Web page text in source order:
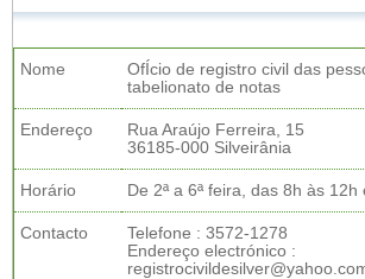
Nome
OfÍcio de registro civil das
tabelionato de notas
Endereço
Rua Araújo Ferreira, 15
36185-000 Silveirânia
Horário De 2ª a 6ª feira, das 8h às 12h
Contacto
Telefone : 3572-1278
Endereço electrónico :